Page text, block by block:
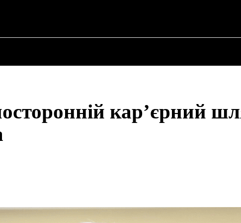
кар’єрний